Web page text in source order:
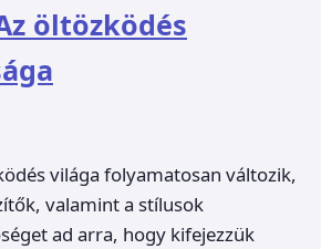
öltözködés
világa folyamatosan változik,
valamint a stílusok
ad arra, hogy kifejezzük